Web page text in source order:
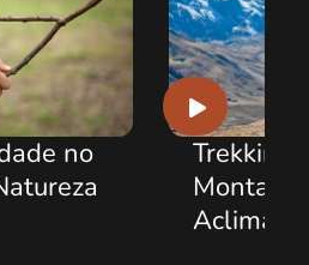
Trekking em Alta
Montanha e
Aclimatação